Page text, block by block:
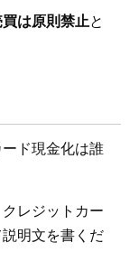
は原則禁止と
ド現金化は誰
レジットカー
明文を書くだ